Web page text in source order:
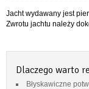
Jacht wydawany jest
Zwrotu jachtu należy
Dlaczego warto
Błyskawiczne